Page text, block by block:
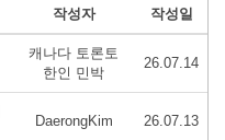
작성자 작성일
캐나다 토론토
한인 민박
26.07.14
DaerongKim 26.07.13